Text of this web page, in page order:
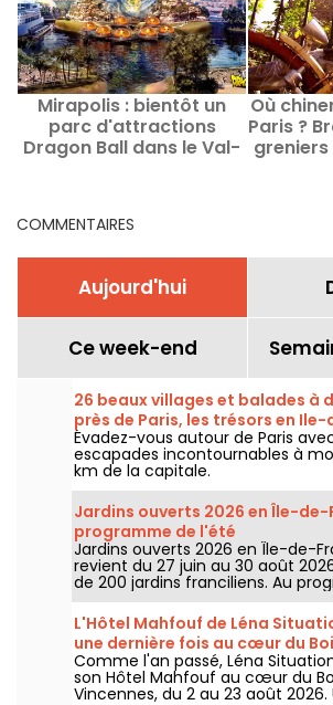
Mirapolis : bientôt un
parc d'attractions
Dragon Ball dans le Val-
Où
Paris ?
COMMENTAIRES
Aujourd'hui
Ce week-end
26 beaux villages et balades à
près de Paris, les trésors en
Évadez-vous autour de Paris
escapades incontournables à
km de la capitale.
Jardins ouverts 2026 en Île-de-
programme de l'été
Jardins ouverts 2026 en Île-de-
revient du 27 juin au 30 août
de 200 jardins franciliens. Au
concerts, spectacles, visites,
installations artistiques.
L'Hôtel Mahfouf de Léna
une dernière fois au cœur du
Vincennes
Comme l'an passé, Léna
son Hôtel Mahfouf au cœur du
Vincennes, du 2 au 23 août 2026.